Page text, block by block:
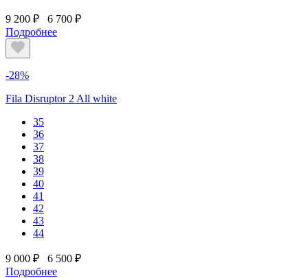
9 200 ₽
6 700 ₽
Подробнее
-28%
Fila Disruptor 2 All white
35
36
37
38
39
40
41
42
43
44
9 000 ₽
6 500 ₽
Подробнее